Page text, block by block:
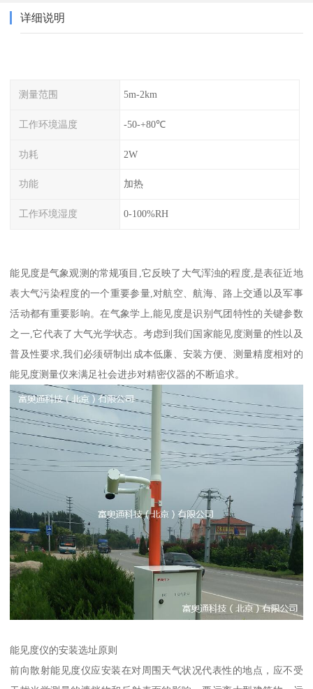
详细说明
测量范围 5m-2km
工作环境温度 -50-+80℃
功耗 2W
功能 加热
工作环境湿度 0-100%RH
能见度是气象观测的常规项目,它反映了大气浑浊的程度,是表征近地
表大气污染程度的一个重要参量,对航空、航海、路上交通以及军事
活动都有重要影响。在气象学上,能见度是识别气团特性的关键参数
之一,它代表了大气光学状态。考虑到我们国家能见度测量的性以及
普及性要求,我们必须研制出成本低廉、安装方便、测量精度相对的
能见度测量仪来满足社会进步对精密仪器的不断追求。
能见度仪的安装选址原则
前向散射能见度仪应安装在对周围天气状况代表性的地点，应不受